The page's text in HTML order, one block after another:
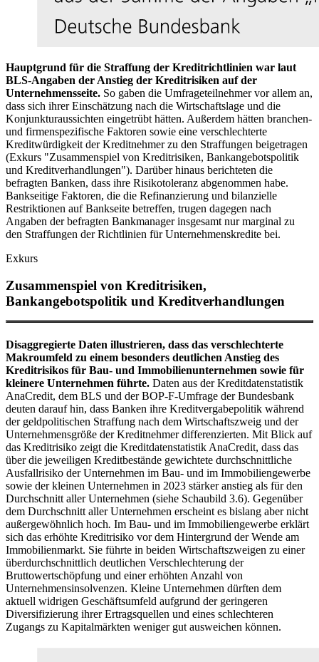
Hauptgrund für die Straffung der Kreditrichtlinien war laut
BLS-Angaben der Anstieg der Kreditrisiken auf der
Unternehmensseite. So gaben die Umfrageteilnehmer vor allem an,
dass sich ihrer Einschätzung nach die Wirtschaftslage und die
Konjunkturaussichten eingetrübt hätten. Außerdem hätten branchen-
und firmenspezifische Faktoren sowie eine verschlechterte
Kreditwürdigkeit der Kreditnehmer zu den Straffungen beigetragen
(Exkurs "Zusammenspiel von Kreditrisiken, Bankangebotspolitik
und Kreditverhandlungen"). Darüber hinaus berichteten die
befragten Banken, dass ihre Risikotoleranz abgenommen habe.
Bankseitige Faktoren, die die Refinanzierung und bilanzielle
Restriktionen auf Bankseite betreffen, trugen dagegen nach
Angaben der befragten Bankmanager insgesamt nur marginal zu
den Straffungen der Richtlinien für Unternehmenskredite bei.
Exkurs
Zusammenspiel von Kreditrisiken,
Bankangebotspolitik und Kreditverhandlungen
Disaggregierte Daten illustrieren, dass das verschlechterte
Makroumfeld zu einem besonders deutlichen Anstieg des
Kreditrisikos für Bau- und Immobilienunternehmen sowie für
kleinere Unternehmen führte. Daten aus der Kreditdatenstatistik
AnaCredit, dem BLS und der BOP-F-Umfrage der Bundesbank
deuten darauf hin, dass Banken ihre Kreditvergabepolitik während
der geldpolitischen Straffung nach dem Wirtschaftszweig und der
Unternehmensgröße der Kreditnehmer differenzierten. Mit Blick auf
das Kreditrisiko zeigt die Kreditdatenstatistik AnaCredit, dass das
über die jeweiligen Kreditbestände gewichtete durchschnittliche
Ausfallrisiko der Unternehmen im Bau- und im Immobiliengewerbe
sowie der kleinen Unternehmen in 2023 stärker anstieg als für den
Durchschnitt aller Unternehmen (siehe Schaubild 3.6). Gegenüber
dem Durchschnitt aller Unternehmen erscheint es bislang aber nicht
außergewöhnlich hoch. Im Bau- und im Immobiliengewerbe erklärt
sich das erhöhte Kreditrisiko vor dem Hintergrund der Wende am
Immobilienmarkt. Sie führte in beiden Wirtschaftszweigen zu einer
überdurchschnittlich deutlichen Verschlechterung der
Bruttowertschöpfung und einer erhöhten Anzahl von
Unternehmensinsolvenzen. Kleine Unternehmen dürften dem
aktuell widrigen Geschäftsumfeld aufgrund der geringeren
Diversifizierung ihrer Ertragsquellen und eines schlechteren
Zugangs zu Kapitalmärkten weniger gut ausweichen können.